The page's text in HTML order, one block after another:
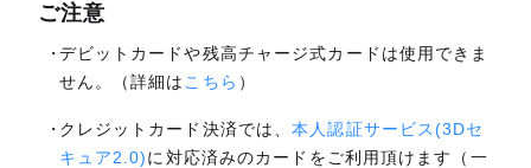
ご注意
デビットカードや残高チャージ式カードは使用できま
せん。（詳細は こちら ）
クレジットカード決済では、本人認証サービス(3Dセ
キュア2.0)に対応済みのカードをご利用頂けます（一